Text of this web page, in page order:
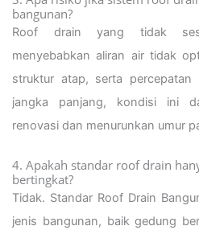
bangunan?
Roof drain yang tidak
menyebabkan aliran air tidak
struktur atap, serta percepatan
jangka panjang, kondisi ini
renovasi dan menurunkan umur
4. Apakah standar roof drain
bertingkat?
Tidak. Standar Roof Drain
jenis bangunan, baik gedung